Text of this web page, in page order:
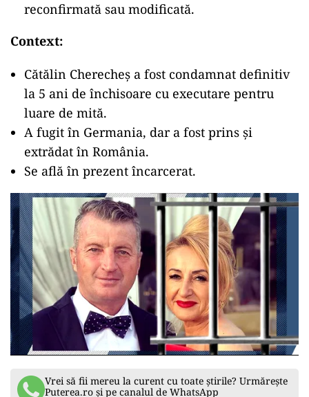
reconfirmată sau modificată.
Context:
Cătălin Cherecheș a fost condamnat definitiv
la 5 ani de închisoare cu executare pentru
luare de mită.
A fugit în Germania, dar a fost prins și
extrădat în România.
Se află în prezent încarcerat.
Vrei să fii mereu la curent cu toate știrile? Urmărește
Puterea.ro și pe canalul de WhatsApp